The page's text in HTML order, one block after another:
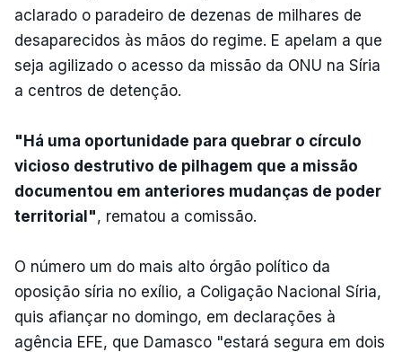
aclarado o paradeiro de dezenas de milhares de
desaparecidos às mãos do regime. E apelam a que
seja agilizado o acesso da missão da ONU na Síria
a centros de detenção.
"Há uma oportunidade para quebrar o círculo
vicioso destrutivo de pilhagem que a missão
documentou em anteriores mudanças de poder
territorial", rematou a comissão.
O número um do mais alto órgão político da
oposição síria no exílio, a Coligação Nacional Síria,
quis afiançar no domingo, em declarações à
agência EFE, que Damasco "estará segura em dois